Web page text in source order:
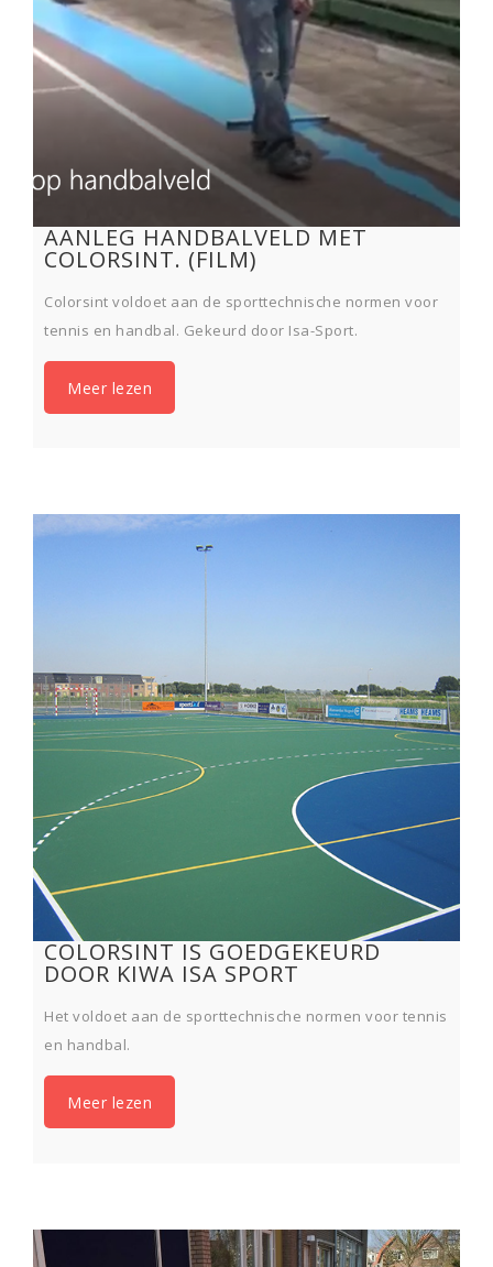
AANLEG HANDBALVELD MET
COLORSINT. (FILM)
Colorsint voldoet aan de sporttechnische normen voor
tennis en handbal. Gekeurd door Isa-Sport.
Meer lezen
COLORSINT IS GOEDGEKEURD
DOOR KIWA ISA SPORT
Het voldoet aan de sporttechnische normen voor tennis
en handbal.
Meer lezen